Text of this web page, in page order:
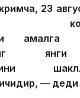
23
—